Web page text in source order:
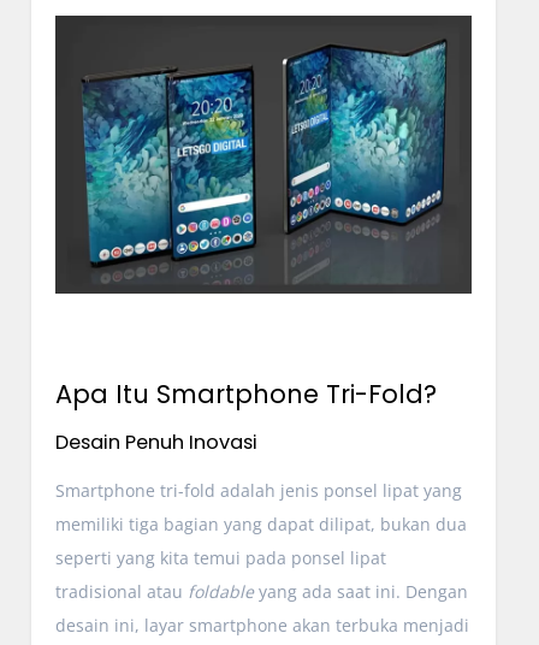
Apa Itu Smartphone Tri-Fold?
Desain Penuh Inovasi
Smartphone tri-fold adalah jenis ponsel lipat yang
memiliki tiga bagian yang dapat dilipat, bukan dua
seperti yang kita temui pada ponsel lipat
tradisional atau foldableyang ada saat ini. Dengan
desain ini, layar smartphone akan terbuka menjadi